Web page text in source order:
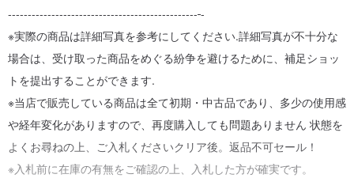
------------------------------------------------ -
※実際の商品は詳細写真を参考にしてください.詳細写真が不十分な
場合は、受け取った商品をめぐる紛争を避けるために、補足ショッ
トを提出することができます.
※当店で販売している商品は全て初期・中古品であり、多少の使用感
や経年変化がありますので、再度購入しても問題ありません 状態を
よくお尋ねの上、ご入札くださいクリア後。返品不可セール！
※入札前に在庫の有無をご確認の上、入札した方が確実です。